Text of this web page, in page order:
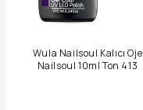
Wula Nailsoul Kalıcı Oje
Nailsoul 10ml Ton 413